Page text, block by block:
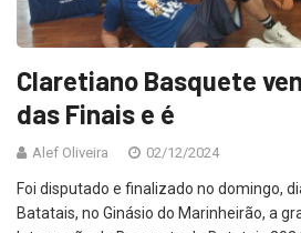
Claretiano Basquete
das Finais e é
Alef Oliveira 02/12/2024
Foi disputado e finalizado no domingo,
Batatais, no Ginásio do Marinheirão, a